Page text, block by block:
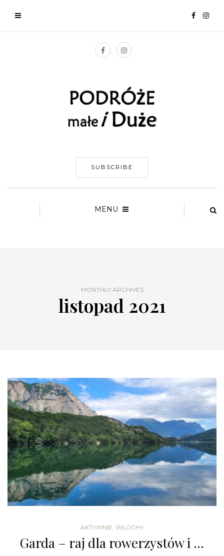
SUBSCRIBE
MENU
MONTHLY ARCHIVES
listopad 2021
AKTYWNIE, WŁOCHY
Garda – raj dla rowerzystów i …